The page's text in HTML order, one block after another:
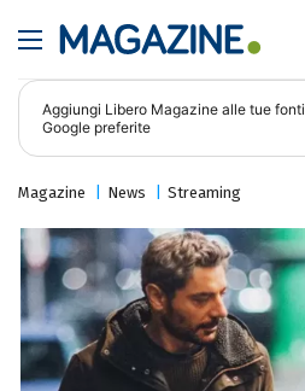
Aggiungi Libero Magazine alle tue fonti
Google preferite
Magazine News Streaming